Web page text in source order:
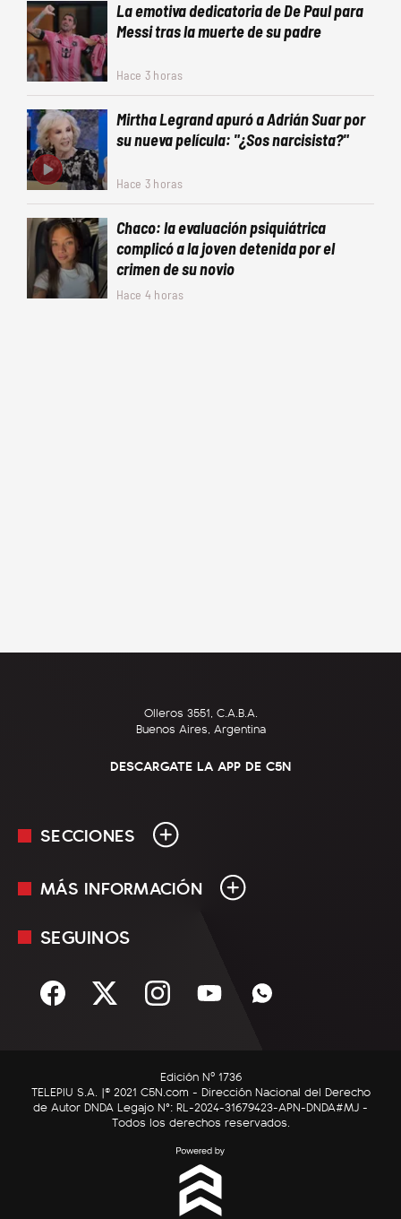
La emotiva dedicatoria de De Paul para
Messi tras la muerte de su padre
Hace 3 horas
Mirtha Legrand apuró a Adrián Suar por
su nueva película: "¿Sos narcisista?"
Hace 3 horas
Chaco: la evaluación psiquiátrica
complicó a la joven detenida por el
crimen de su novio
Hace 4 horas
Olleros 3551, C.A.B.A.
Buenos Aires, Argentina
DESCARGATE LA APP DE C5N
SECCIONES
En Vivo
Sociedad
C5N Autos
RatingCero
MÁS INFORMACIÓN
Mediakit
Términos y condiciones
SEGUINOS
Edición Nº 1736
TELEPIU S.A. |© 2021 C5N.com - Dirección Nacional del Derecho
de Autor DNDA Legajo N°: RL-2024-31679423-APN-DNDA#MJ -
Todos los derechos reservados.